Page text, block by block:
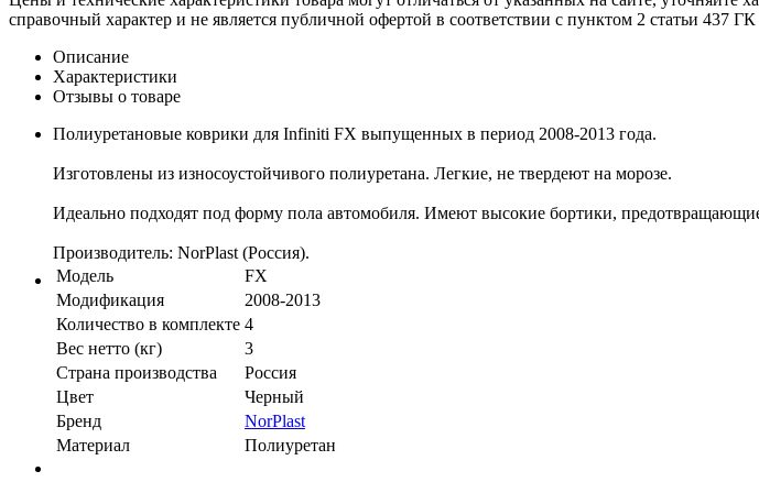
справочный характер и не является публичной офертой в соответствии с пунктом 2 статьи 437
Описание
Характеристики
Отзывы о товаре
Полиуретановые коврики для Infiniti FX выпущенных в период 2008-2013 года.
Изготовлены из износоустойчивого полиуретана. Легкие, не твердеют на морозе.
Идеально подходят под форму пола автомобиля. Имеют высокие бортики,
Производитель: NorPlast (Россия).
Модель
FX
Модификация
2008-2013
Количество в комплекте 4
Вес нетто (кг)
3
Страна производства
Россия
Цвет
Черный
Бренд
NorPlast
Материал
Полиуретан